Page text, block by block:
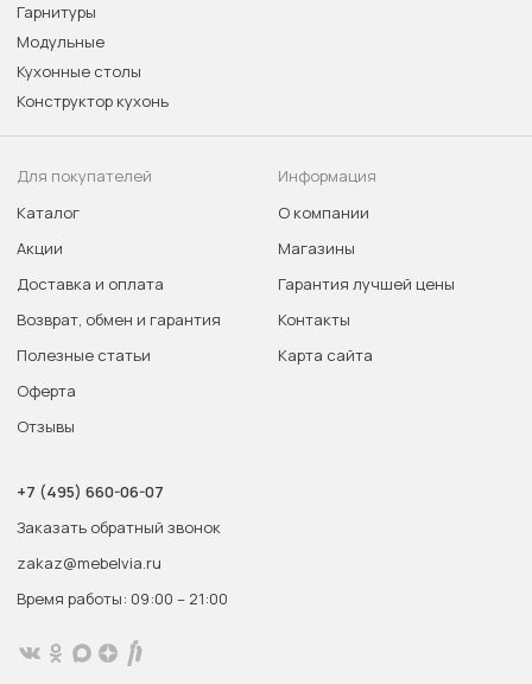
Гарнитуры
Модульные
Кухонные столы
Конструктор кухонь
Для покупателей
Каталог
Акции
Доставка и оплата
Возврат, обмен и гарантия
Полезные статьи
Оферта
Отзывы
Информация
О компании
Магазины
Гарантия лучшей цены
Контакты
Карта сайта
+7 (495) 660-06-07
Заказать обратный звонок
zakaz@mebelvia.ru
Время работы: 09:00 – 21:00